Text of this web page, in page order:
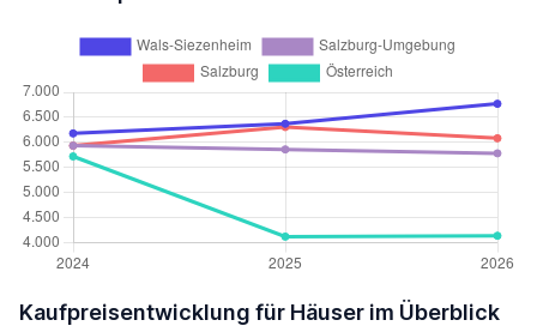
Kaufpreisentwicklung für Häuser im Überblick